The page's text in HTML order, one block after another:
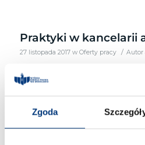
Zgoda
Praktyki w kancelarii
27 listopada 2017 w Oferty pracy / Autor
Jesteś studentką/
roku prawa?
adwokata i
adwokackiej ?